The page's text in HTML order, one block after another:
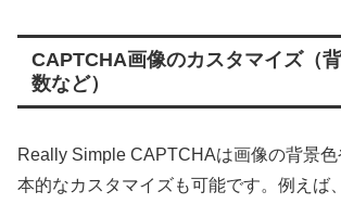
CAPTCHA画像のカスタマイズ（
数など）
Really Simple CAPTCHAは画像の背景
本的なカスタマイズも可能です。例えば